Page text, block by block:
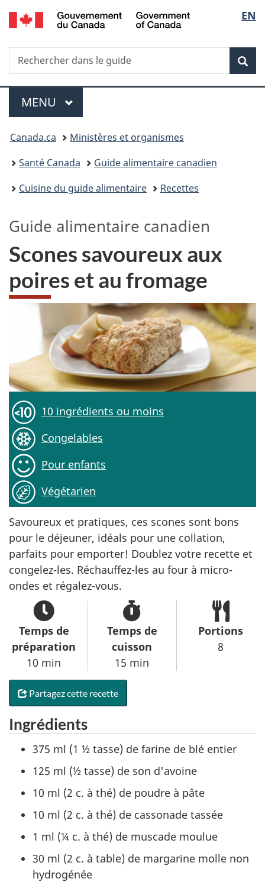
Passer
au
Passer
à
du
Passer
à
simplifiée
de
la
EN
Recherche
Rechercher
dans
Menu
MENU PRINCIPAL
Vous
êtes
ici :
Canada.ca
Ministères et organismes
Santé Canada
Guide alimentaire canadien
Cuisine du guide alimentaire
Recettes
Guide alimentaire canadien
Scones savoureux aux
poires et au fromage
10 ingrédients ou moins
Congelables
Pour enfants
Végétarien
Savoureux et pratiques, ces scones sont bons
pour le déjeuner, idéals pour une collation,
parfaits pour emporter! Doublez votre recette et
congelez-les. Réchauffez-les au four à micro-
ondes et régalez-vous.
Temps de
préparation
10 min
Temps de
cuisson
15 min
Portions
8
Partagez cette recette
Ingrédients
375 ml (1 ½ tasse) de farine de blé entier
125 ml (½ tasse) de son d'avoine
10 ml (2 c. à thé) de poudre à pâte
10 ml (2 c. à thé) de cassonade tassée
1 ml (¼ c. à thé) de muscade moulue
30 ml (2 c. à table) de margarine molle non
hydrogénée